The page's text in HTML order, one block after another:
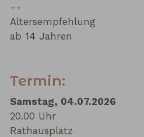
--
Altersempfehlung
ab 14 Jahren
Termin:
Samstag, 04.07.2026
20.00 Uhr
Rathausplatz